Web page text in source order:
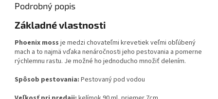
Podrobný popis
Základné vlastnosti
Phoenix moss je medzi chovateľmi krevetiek veľmi obľúbený
mach a to najmä vďaka nenáročnosti jeho pestovania a pomerne
rýchlemnu rastu. Je možné ho jednoducho množiť delením.
Spôsob pestovania: Pestovaný pod vodou